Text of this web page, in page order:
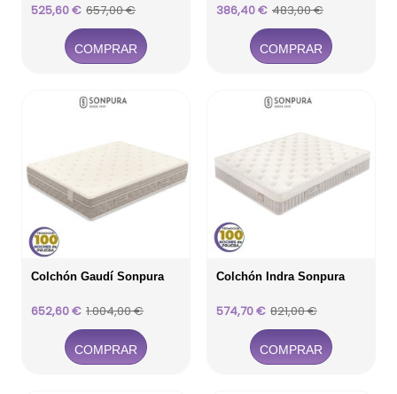
Precio
525,60 €Precio
base
657,00 €
COMPRAR
Precio
386,40 €Precio
base
483,00 €
COMPRAR
Colchón Gaudí Sonpura
Precio
652,60 €Precio
base
1.004,00 €
COMPRAR
Colchón Indra Sonpura
Precio
574,70 €Precio
base
821,00 €
COMPRAR